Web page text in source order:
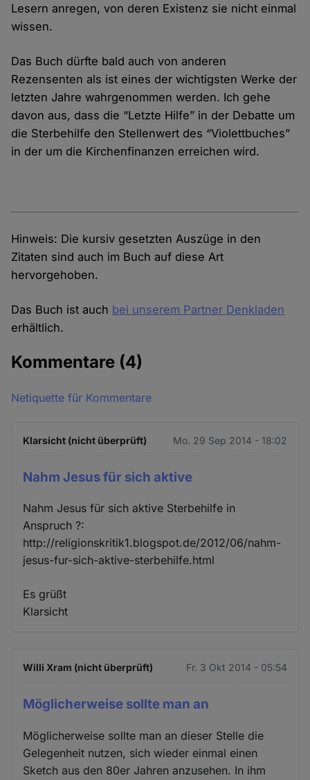
Lesern anregen, von deren Existenz sie nicht einmal
wissen.
Das Buch dürfte bald auch von anderen
Rezensenten als ist eines der wichtigsten Werke der
letzten Jahre wahr­genommen werden. Ich gehe
davon aus, dass die “Letzte Hilfe” in der Debatte um
die Sterbe­hilfe den Stellen­wert des “Violett­buches”
in der um die Kirchen­finanzen erreichen wird.
Hinweis: Die kursiv gesetzten Auszüge in den
Zitaten sind auch im Buch auf diese Art
hervorgehoben.
Das Buch ist auch bei unserem Partner Denkladen
erhältlich.
Kommentare (4)
Netiquette für Kommentare
Klarsicht (nicht überprüft) Mo. 29 Sep 2014 - 18:02
Nahm Jesus für sich aktive
Nahm Jesus für sich aktive Sterbehilfe in
Anspruch ?:
http://religionskritik1.blogspot.de/2012/06/nahm-
jesus-fur-sich-aktive-sterbehilfe.html
Es grüßt
Klarsicht
Willi Xram (nicht überprüft) Fr. 3 Okt 2014 - 05:54
Möglicherweise sollte man an
Möglicherweise sollte man an dieser Stelle die
Gelegenheit nutzen, sich wieder einmal einen
Sketch aus den 80er Jahren anzusehen. In ihm